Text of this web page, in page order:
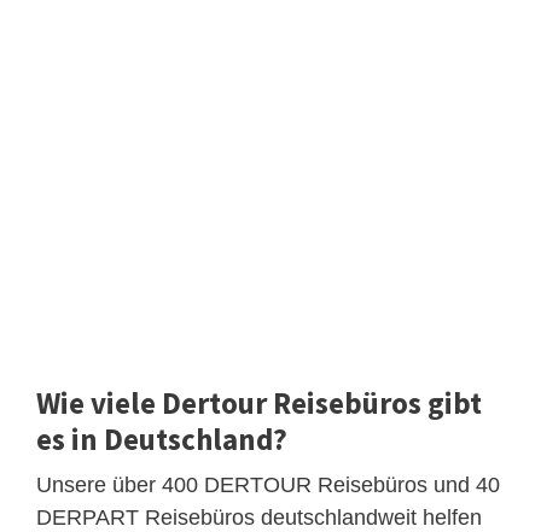
Wie viele Dertour Reisebüros gibt
es in Deutschland?
Unsere über 400 DERTOUR Reisebüros und 40
DERPART Reisebüros deutschlandweit helfen